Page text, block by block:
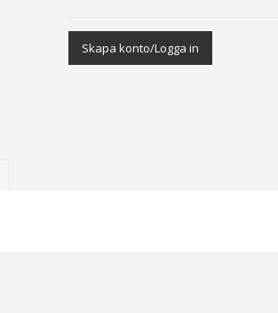
Skapa konto/Logga in